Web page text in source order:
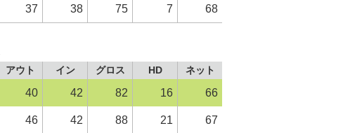
37 38 75 7 68
アウト イン グロス HD
ネット
40 42 82 16 66
46 42 88 21 67